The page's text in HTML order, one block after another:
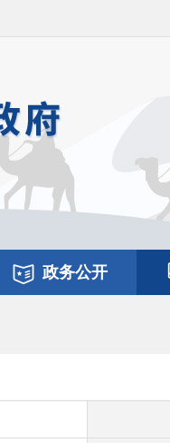
政务公开